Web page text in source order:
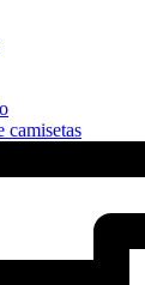
camisetas